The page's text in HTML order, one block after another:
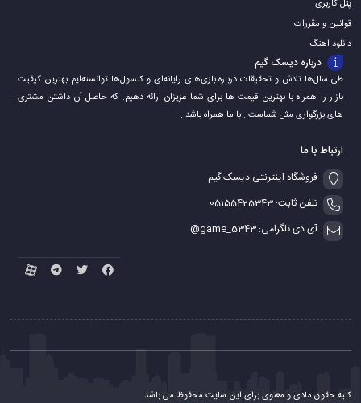
پنل کاربری
قوانین و مقررات
دانلود اهنگ
درباره دیسک گیم
طی سال‌ها تلاش و تحقیقات درباره بازی‌های رایانه‌ای و کنسول‌ها توانسته‌ایم بهترین کیفیت
بازار را همراه با بهترین قیمت ها برای شما عزیزان ارائه دهیم. که حاصل آن داشتن مشتری
های بزرگواری مثل شماست . با ما همراه باشد .
ارتباط با ما
فروشگاه اینترنتی دیسک گیم
تلفن ثابت: 05155425343
آی دی تلگرامی: game_5343@
کلیه حقوق مادی و معنوی برای این سایت محفوظ می باشد